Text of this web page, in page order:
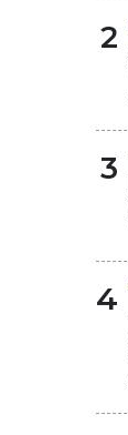
2
3
4